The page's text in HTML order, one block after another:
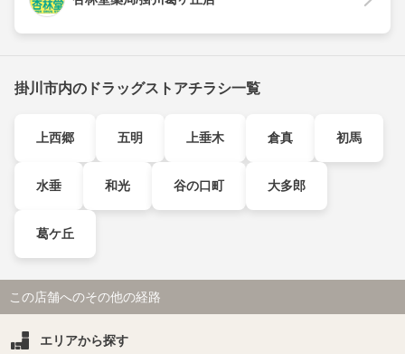
掛川市内のドラッグストアチラシ一覧
上西郷 五明 上垂木 倉真 初馬
水垂 和光 谷の口町 大多郎
葛ケ丘
この店舗へのその他の経路
エリアから探す